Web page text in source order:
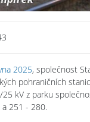
2025, společnost
pohraničních
kV z parku
251 - 280.